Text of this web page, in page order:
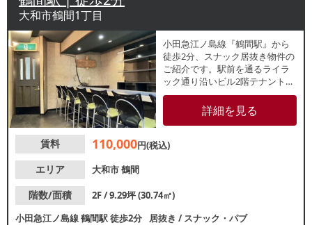
大和市鶴間1丁目
小田急江ノ島線『鶴間駅』から
徒歩2分、スナック居抜き物件の
ご紹介です。駅前を通るライラ
ック通り沿いビル2階テナント。
約9.2坪の店内は落ち着きのある
シックな内装です。周辺でも飲
食店が多数盛業中で人通りの多
軽にお問合せください。
詳細を見る
賃料 110,000円(税込)
エリア
大和市鶴間
階数/面積
2F / 9.29坪 (30.74㎡)
小田急江ノ島線鶴間駅徒歩2分 居抜き /スナック・パブ